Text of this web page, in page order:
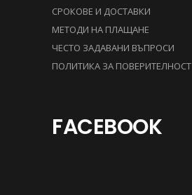
СРОКОВЕ И ДОСТАВКИ
МЕТОДИ НА ПЛАЩАНЕ
ЧЕСТО ЗАДАВАНИ ВЪПРОСИ
ПОЛИТИКА ЗА ПОВЕРИТЕЛНОСТ
FACEBOOK